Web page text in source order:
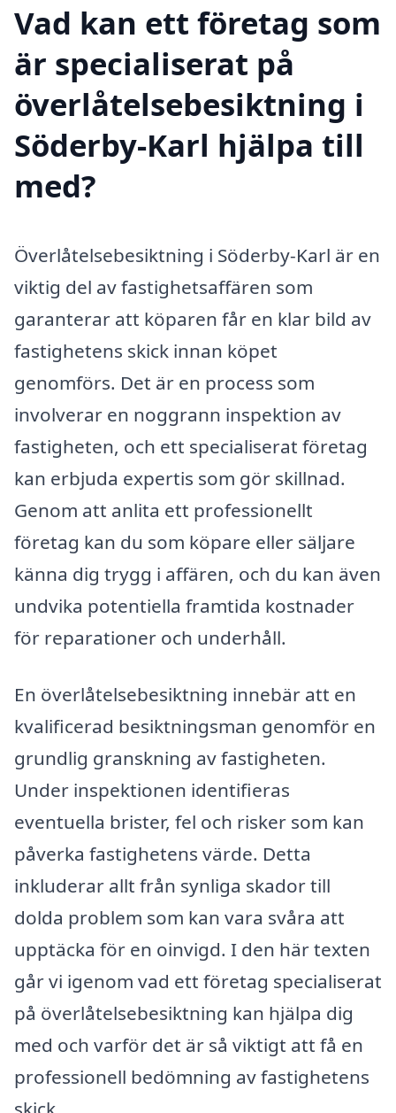
Vad kan ett företag som
är specialiserat på
överlåtelsebesiktning i
Söderby-Karl hjälpa till
med?
Överlåtelsebesiktning i Söderby-Karl är en
viktig del av fastighetsaffären som
garanterar att köparen får en klar bild av
fastighetens skick innan köpet
genomförs. Det är en process som
involverar en noggrann inspektion av
fastigheten, och ett specialiserat företag
kan erbjuda expertis som gör skillnad.
Genom att anlita ett professionellt
företag kan du som köpare eller säljare
känna dig trygg i affären, och du kan även
undvika potentiella framtida kostnader
för reparationer och underhåll.
En överlåtelsebesiktning innebär att en
kvalificerad besiktningsman genomför en
grundlig granskning av fastigheten.
Under inspektionen identifieras
eventuella brister, fel och risker som kan
påverka fastighetens värde. Detta
inkluderar allt från synliga skador till
dolda problem som kan vara svåra att
upptäcka för en oinvigd. I den här texten
går vi igenom vad ett företag specialiserat
på överlåtelsebesiktning kan hjälpa dig
med och varför det är så viktigt att få en
professionell bedömning av fastighetens